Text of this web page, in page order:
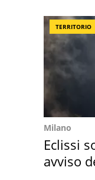
TERRITORIO
Milano
Eclissi
avviso